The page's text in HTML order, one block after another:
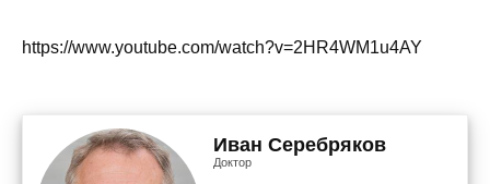
https://www.youtube.com/watch?v=2HR4WM1u4AY
Иван Серебряков
Доктор